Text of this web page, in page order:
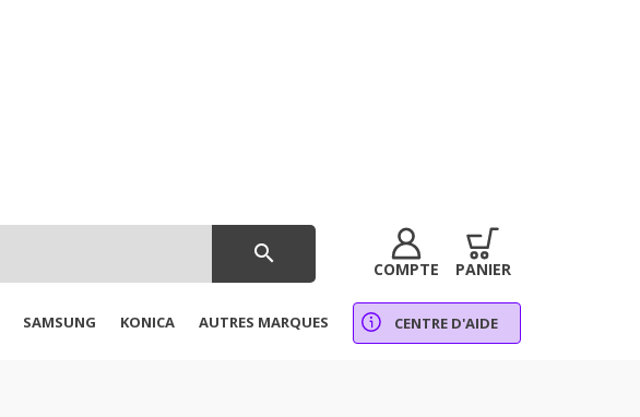
search
COMPTE PANIER
SAMSUNG KONICA AUTRES MARQUES CENTRE D'AIDE